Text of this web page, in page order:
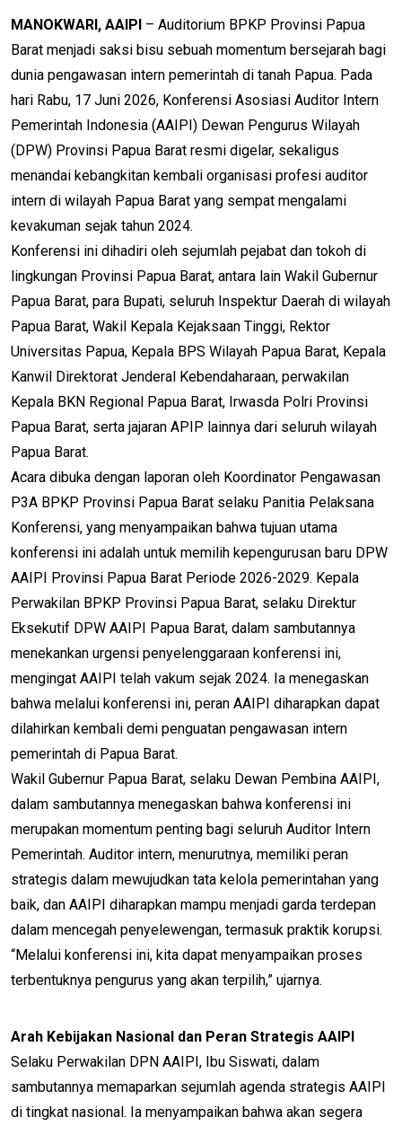
MANOKWARI, AAIPI – Auditorium BPKP Provinsi Papua
Barat menjadi saksi bisu sebuah momentum bersejarah bagi
dunia pengawasan intern pemerintah di tanah Papua. Pada
hari Rabu, 17 Juni 2026, Konferensi Asosiasi Auditor Intern
Pemerintah Indonesia (AAIPI) Dewan Pengurus Wilayah
(DPW) Provinsi Papua Barat resmi digelar, sekaligus
menandai kebangkitan kembali organisasi profesi auditor
intern di wilayah Papua Barat yang sempat mengalami
kevakuman sejak tahun 2024.
Konferensi ini dihadiri oleh sejumlah pejabat dan tokoh di
lingkungan Provinsi Papua Barat, antara lain Wakil Gubernur
Papua Barat, para Bupati, seluruh Inspektur Daerah di wilayah
Papua Barat, Wakil Kepala Kejaksaan Tinggi, Rektor
Universitas Papua, Kepala BPS Wilayah Papua Barat, Kepala
Kanwil Direktorat Jenderal Kebendaharaan, perwakilan
Kepala BKN Regional Papua Barat, Irwasda Polri Provinsi
Papua Barat, serta jajaran APIP lainnya dari seluruh wilayah
Papua Barat.
Acara dibuka dengan laporan oleh Koordinator Pengawasan
P3A BPKP Provinsi Papua Barat selaku Panitia Pelaksana
Konferensi, yang menyampaikan bahwa tujuan utama
konferensi ini adalah untuk memilih kepengurusan baru DPW
AAIPI Provinsi Papua Barat Periode 2026-2029. Kepala
Perwakilan BPKP Provinsi Papua Barat, selaku Direktur
Eksekutif DPW AAIPI Papua Barat, dalam sambutannya
menekankan urgensi penyelenggaraan konferensi ini,
mengingat AAIPI telah vakum sejak 2024. Ia menegaskan
bahwa melalui konferensi ini, peran AAIPI diharapkan dapat
dilahirkan kembali demi penguatan pengawasan intern
pemerintah di Papua Barat.
Wakil Gubernur Papua Barat, selaku Dewan Pembina AAIPI,
dalam sambutannya menegaskan bahwa konferensi ini
merupakan momentum penting bagi seluruh Auditor Intern
Pemerintah. Auditor intern, menurutnya, memiliki peran
strategis dalam mewujudkan tata kelola pemerintahan yang
baik, dan AAIPI diharapkan mampu menjadi garda terdepan
dalam mencegah penyelewengan, termasuk praktik korupsi.
“Melalui konferensi ini, kita dapat menyampaikan proses
terbentuknya pengurus yang akan terpilih,” ujarnya.
Arah Kebijakan Nasional dan Peran Strategis AAIPI
Selaku Perwakilan DPN AAIPI, Ibu Siswati, dalam
sambutannya memaparkan sejumlah agenda strategis AAIPI
di tingkat nasional. Ia menyampaikan bahwa akan segera